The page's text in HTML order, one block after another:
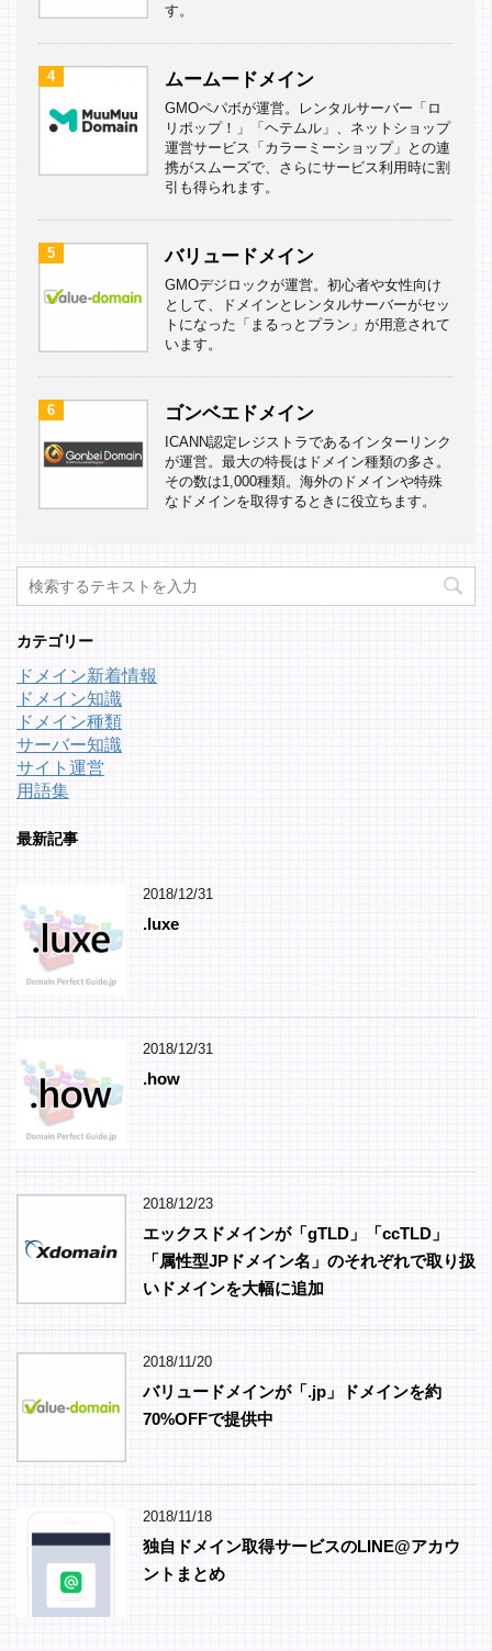
す。
4 ムームードメイン
GMOペパボが運営。レンタルサーバー「ロ
リポップ！」「ヘテムル」、ネットショップ
運営サービス「カラーミーショップ」との連
携がスムーズで、さらにサービス利用時に割
引も得られます。
5 バリュードメイン
GMOデジロックが運営。初心者や女性向け
として、ドメインとレンタルサーバーがセッ
トになった「まるっとプラン」が用意されて
います。
6 ゴンベエドメイン
ICANN認定レジストラであるインターリンク
が運営。最大の特長はドメイン種類の多さ。
その数は1,000種類。海外のドメインや特殊
なドメインを取得するときに役立ちます。
カテゴリー
ドメイン新着情報
ドメイン知識
ドメイン種類
サーバー知識
サイト運営
用語集
最新記事
2018/12/31
.luxe
2018/12/31
.how
2018/12/23
エックスドメインが「gTLD」「ccTLD」
「属性型JPドメイン名」のそれぞれで取り扱
いドメインを大幅に追加
2018/11/20
バリュードメインが「.jp」ドメインを約
70%OFFで提供中
2018/11/18
独自ドメイン取得サービスのLINE@アカウ
ントまとめ